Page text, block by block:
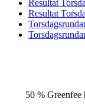
Resultat
Resultat
50 % Greenfee